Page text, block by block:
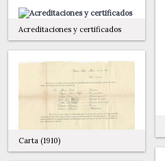
Acreditaciones y certificados
Carta (1910)